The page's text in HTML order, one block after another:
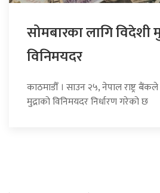
सोमबारका लागि विदेशी
विनिमयदर
काठमाडौँ । साउन २५, नेपाल राष्ट्र
मुद्राको विनिमयदर निर्धारण गरेको छ